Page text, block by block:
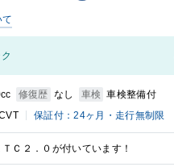
修復歴 なし 車検 車検整備付
保証付：24ヶ月・走行無制限
Ｃ２．０が付いています！